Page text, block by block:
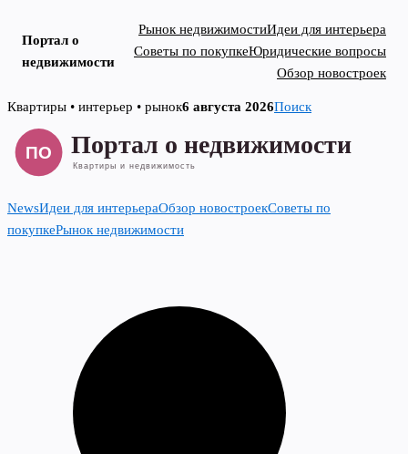
Портал о
недвижимости
Рынок недвижимостиИдеи для интерьера
Советы по покупкеЮридические вопросы
Обзор новостроек
Skip
content
Квартиры • интерьер • рынок6 августа 2026Поиск
NewsИдеи для интерьераОбзор новостроекСоветы по
покупкеРынок недвижимости